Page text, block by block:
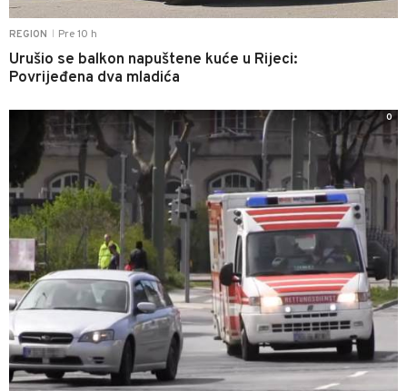
REGION Pre 10 h
Urušio se balkon napuštene kuće u Rijeci:
Povrijeđena dva mladića
0